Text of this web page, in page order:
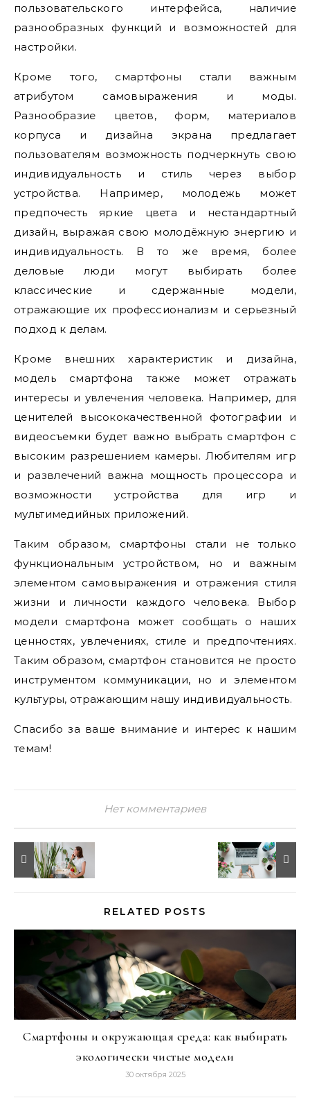
пользовательского интерфейса, наличие
разнообразных функций и возможностей для
настройки.
Кроме того, смартфоны стали важным
атрибутом самовыражения и моды.
Разнообразие цветов, форм, материалов
корпуса и дизайна экрана предлагает
пользователям возможность подчеркнуть свою
индивидуальность и стиль через выбор
устройства. Например, молодежь может
предпочесть яркие цвета и нестандартный
дизайн, выражая свою молодёжную энергию и
индивидуальность. В то же время, более
деловые люди могут выбирать более
классические и сдержанные модели,
отражающие их профессионализм и серьезный
подход к делам.
Кроме внешних характеристик и дизайна,
модель смартфона также может отражать
интересы и увлечения человека. Например, для
ценителей высококачественной фотографии и
видеосъемки будет важно выбрать смартфон с
высоким разрешением камеры. Любителям игр
и развлечений важна мощность процессора и
возможности устройства для игр и
мультимедийных приложений.
Таким образом, смартфоны стали не только
функциональным устройством, но и важным
элементом самовыражения и отражения стиля
жизни и личности каждого человека. Выбор
модели смартфона может сообщать о наших
ценностях, увлечениях, стиле и предпочтениях.
Таким образом, смартфон становится не просто
инструментом коммуникации, но и элементом
культуры, отражающим нашу индивидуальность.
Спасибо за ваше внимание и интерес к нашим
темам!
Нет комментариев
RELATED POSTS
Смартфоны и окружающая среда: как выбирать
экологически чистые модели
30 октября 2025